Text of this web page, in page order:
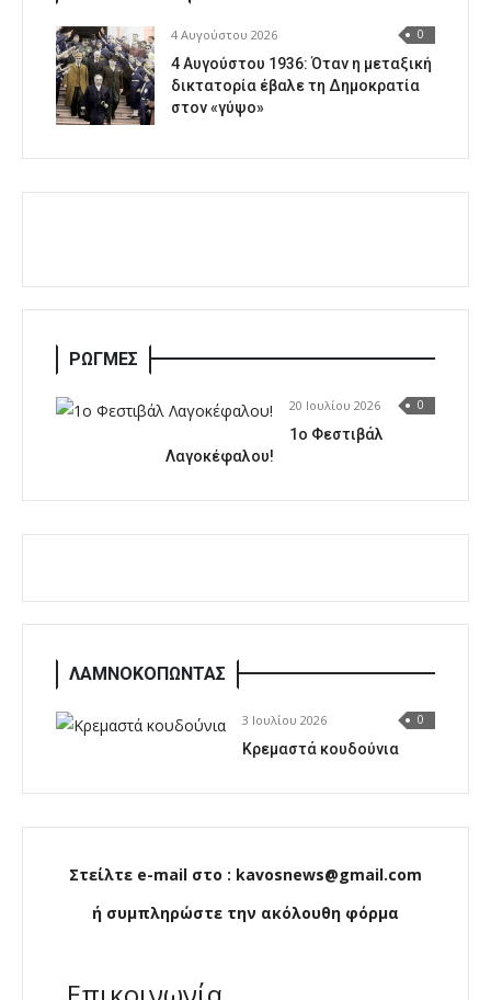
4 Αυγούστου 2026 0
4 Αυγούστου 1936: Όταν η μεταξική
δικτατορία έβαλε τη Δημοκρατία
στον «γύψο»
ΡΩΓΜΕΣ
20 Ιουλίου 2026 0
1o Φεστιβάλ
Λαγοκέφαλου!
ΛΑΜΝΟΚΟΠΩΝΤΑΣ
3 Ιουλίου 2026 0
Κρεμαστά κουδούνια
Στείλτε e-mail στο : kavosnews@gmail.com
ή συμπληρώστε την ακόλουθη φόρμα